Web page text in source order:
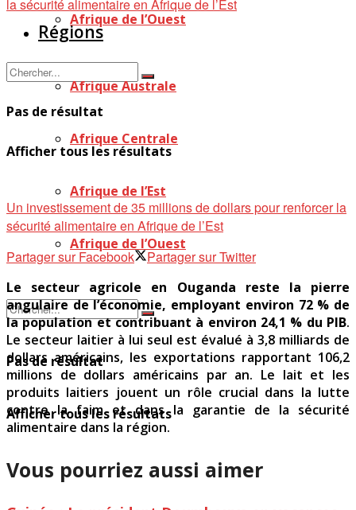
Afrique de l’Ouest
Pas de résultat
Afficher tous les résultats
Régions
Afrique Australe
Afrique Centrale
Afrique de l’Est
Afrique de l’Ouest
Pas de résultat
Afficher tous les résultats
Un investissement de 35 millions de dollars pour renforcer la
sécurité alimentaire en Afrique de l’Est
Partager sur Facebook
Partager sur Twitter
Le secteur agricole en Ouganda reste la pierre
angulaire de l’économie, employant environ 72 % de
la population et contribuant à environ 24,1 % du PIB.
Le secteur laitier à lui seul est évalué à 3,8 milliards de
dollars américains, les exportations rapportant 106,2
millions de dollars américains par an. Le lait et les
produits laitiers jouent un rôle crucial dans la lutte
contre la faim et dans la garantie de la sécurité
alimentaire dans la région.
Vous pourriez aussi aimer